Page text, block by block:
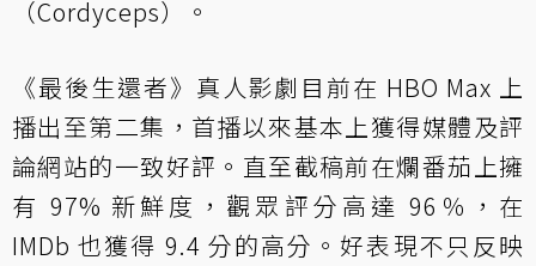
（Cordyceps）。
《最後生還者》真人影劇目前在 HBO Max 上
播出至第二集，首播以來基本上獲得媒體及評
論網站的一致好評。直至截稿前在爛番茄上擁
有 97% 新鮮度，觀眾評分高達 96％，在
IMDb 也獲得 9.4 分的高分。好表現不只反映